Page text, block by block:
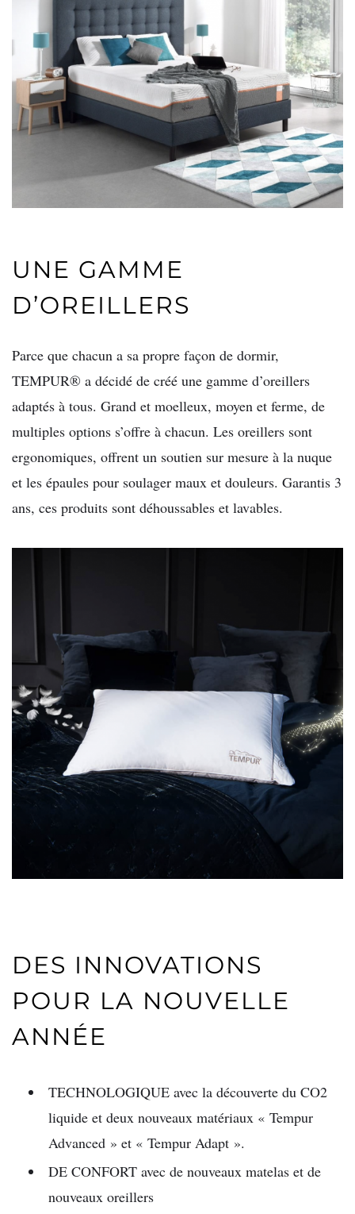
UNE GAMME
D’OREILLERS
Parce que chacun a sa propre façon de dormir,
TEMPUR® a décidé de créé une gamme d’oreillers
adaptés à tous. Grand et moelleux, moyen et ferme, de
multiples options s’offre à chacun. Les oreillers sont
ergonomiques, offrent un soutien sur mesure à la nuque
et les épaules pour soulager maux et douleurs. Garantis 3
ans, ces produits sont déhoussables et lavables.
DES INNOVATIONS
POUR LA NOUVELLE
ANNÉE
TECHNOLOGIQUE avec la découverte du CO2
liquide et deux nouveaux matériaux « Tempur
Advanced » et « Tempur Adapt ».
DE CONFORT avec de nouveaux matelas et de
nouveaux oreillers